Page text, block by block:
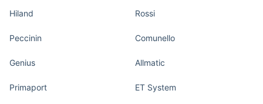
Hiland Rossi
Peccinin Comunello
Genius Allmatic
Primaport ET System